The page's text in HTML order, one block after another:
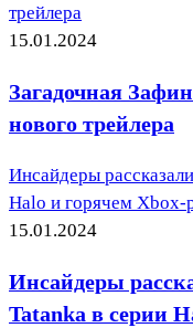
трейлера
15.01.2024
Загадочная
нового трейлера
Инсайдеры
Halo и горячем Xbox-
15.01.2024
Инсайдеры
Tatanka в серии